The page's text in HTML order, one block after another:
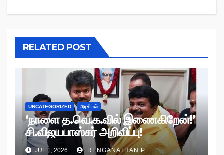
RELATED POST
UNCATEGORIZED அரசியல்
‘நாளை த.வெ.க.வில் இணைகிறேன்!’
சி.விஜயபாஸ்கர் அறிவிப்பு!
JUL 1, 2026 RENGANATHAN P